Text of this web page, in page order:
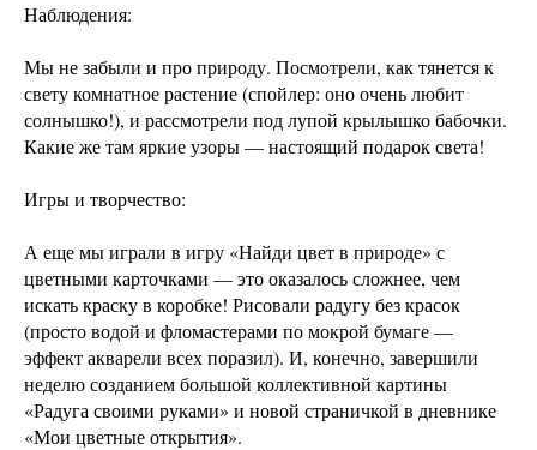
Наблюдения:
Мы не забыли и про природу. Посмотрели, как тянется к
свету комнатное растение (спойлер: оно очень любит
солнышко!), и рассмотрели под лупой крылышко бабочки.
Какие же там яркие узоры — настоящий подарок света!
Игры и творчество:
А еще мы играли в игру «Найди цвет в природе» с
цветными карточками — это оказалось сложнее, чем
искать краску в коробке! Рисовали радугу без красок
(просто водой и фломастерами по мокрой бумаге —
эффект акварели всех поразил). И, конечно, завершили
неделю созданием большой коллективной картины
«Радуга своими руками» и новой страничкой в дневнике
«Мои цветные открытия».